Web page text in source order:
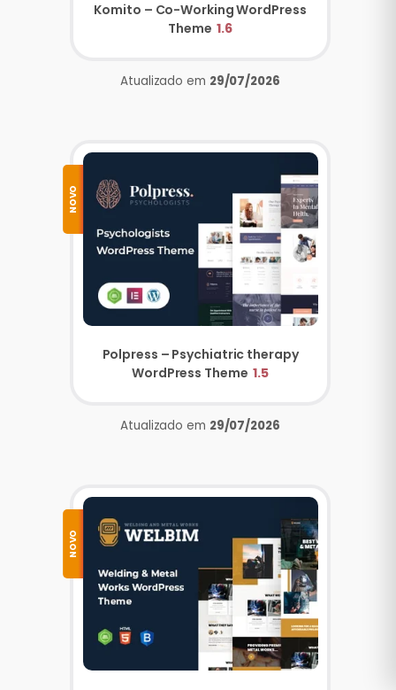
Komito – Co-Working WordPress
Theme 1.6
Atualizado em 29/07/2026
NOVO
Polpress – Psychiatric therapy
WordPress Theme 1.5
Atualizado em 29/07/2026
NOVO